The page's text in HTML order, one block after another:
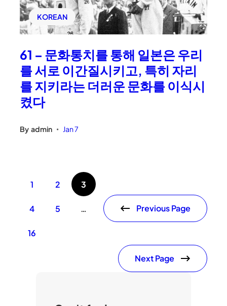
KOREAN
61 – 문화통치를 통해 일본은 우리
를 서로 이간질시키고, 특히 자리
를 지키라는 더러운 문화를 이식시
켰다
By admin • Jan 7
1 2 3
4 5 …
16
Previous Page
Next Page